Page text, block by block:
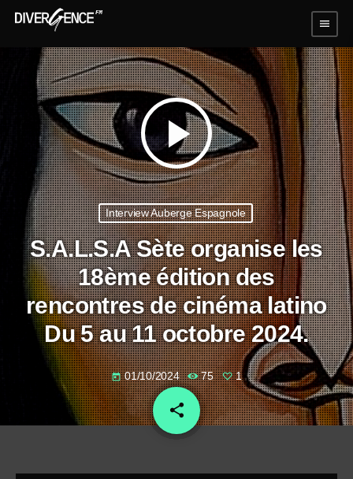
menu
play_arrow
Interview Auberge Espagnole
S.A.L.S.A Sète organise les
18ème édition des
rencontres de cinéma latino
Du 5 au 11 octobre 2024.
today 01/10/2024 75 1
share
email